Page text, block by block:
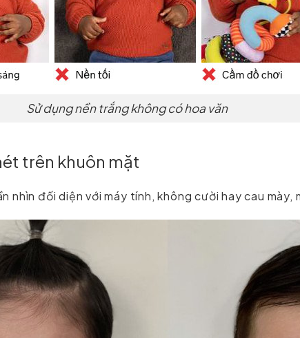
Sử dụng nền trắng không có hoa văn
trên khuôn mặt
nhìn đối diện với máy tính, không cười hay cau